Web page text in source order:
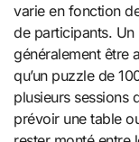
varie en fonction
de participants.
généralement être
qu’un puzzle de
plusieurs sessions
prévoir une table